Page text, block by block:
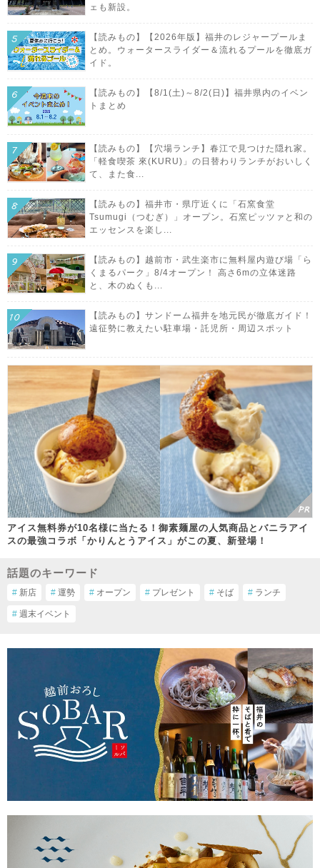
ェも新設。
【読みもの】【2026年版】福井のレジャープールま
とめ。ウォータースライダー＆流れるプールを徹底ガ
イド。
【読みもの】【8/1(土)～8/2(日)】福井県内のイベン
トまとめ
【読みもの】【穴場ランチ】春江で見つけた隠れ家。
「軽食喫茶 來(KURU)」の日替わりランチがおいしく
て、また食...
【読みもの】福井市・県庁近くに「石窯食堂
Tsumugi（つむぎ）」オープン。石窯ピッツァと和の
エッセンスを楽し...
【読みもの】越前市・武生楽市に無料屋内遊び場「ら
くまるパーク」8/4オープン！ 高さ6mの立体迷路
と、木のぬくも...
【読みもの】サンドーム福井を地元民が徹底ガイド！
遠征勢に教えたい駐車場・託児所・周辺スポット
アイス無料券が10名様に当たる！御素麺屋の人気商品とバニラアイ
スの最強コラボ「かりんとうアイス」がこの夏、新登場！
話題のキーワード
# 新店 # 運勢 # オープン # プレゼント # そば # ランチ
# 週末イベント